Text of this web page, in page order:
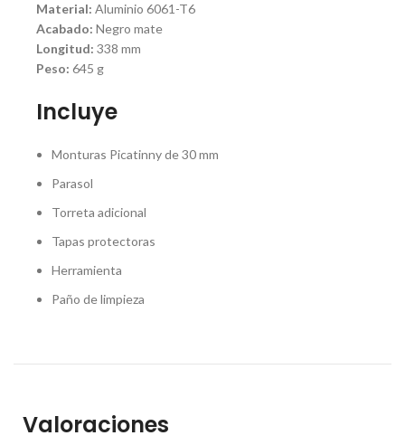
Material: Aluminio 6061-T6
Acabado: Negro mate
Longitud: 338 mm
Peso: 645 g
Incluye
Monturas Picatinny de 30 mm
Parasol
Torreta adicional
Tapas protectoras
Herramienta
Paño de limpieza
Valoraciones